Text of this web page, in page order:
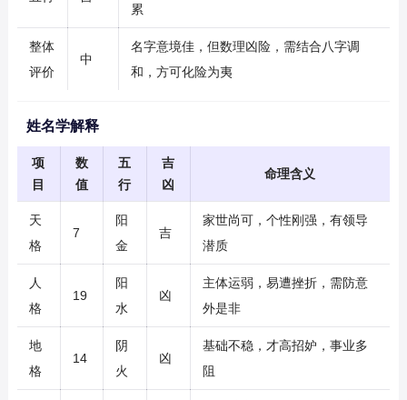
累
整体
评价
中
名字意境佳，但数理凶险，需结合八字调
和，方可化险为夷
姓名学解释
项
目
数
值
五
行
吉
凶
命理含义
天
格
7
阳
金
吉
家世尚可，个性刚强，有领导
潜质
人
格
19
阳
水
凶
主体运弱，易遭挫折，需防意
外是非
地
格
14
阴
火
凶
基础不稳，才高招妒，事业多
阻